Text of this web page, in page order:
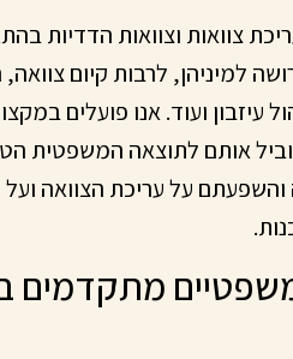
צוואות וצוואות הדדיות
למיניהן, לרבות קיום
עיזבון ועוד. אנו פועלים
אותם לתוצאה המשפטית
על עריכת הצוואה ועל
מתקדמים